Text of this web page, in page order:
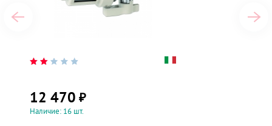
12 470 ₽
Наличие: 16 шт.